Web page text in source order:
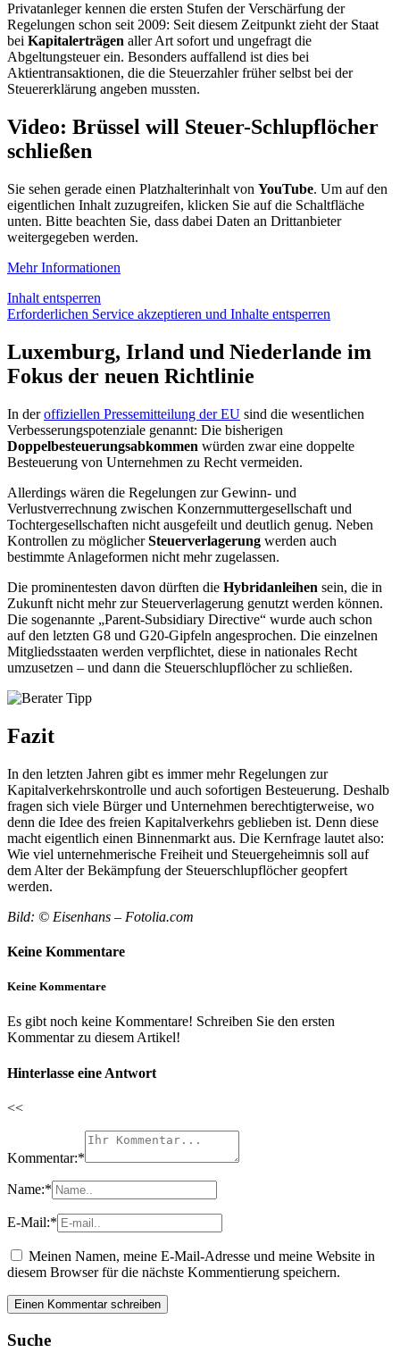
Privatanleger kennen die ersten Stufen der Verschärfung der
Regelungen schon seit 2009: Seit diesem Zeitpunkt zieht der Staat
bei Kapitalerträgen aller Art sofort und ungefragt die
Abgeltungsteuer ein. Besonders auffallend ist dies bei
Aktientransaktionen, die die Steuerzahler früher selbst bei der
Steuererklärung angeben mussten.
Video: Brüssel will Steuer-Schlupflöcher
schließen
Sie sehen gerade einen Platzhalterinhalt von YouTube. Um auf den
eigentlichen Inhalt zuzugreifen, klicken Sie auf die Schaltfläche
unten. Bitte beachten Sie, dass dabei Daten an Drittanbieter
weitergegeben werden.
Mehr Informationen
Inhalt entsperren
Erforderlichen Service akzeptieren und Inhalte entsperren
Luxemburg, Irland und Niederlande im
Fokus der neuen Richtlinie
In deroffiziellen Pressemitteilung der EU sind die wesentlichen
Verbesserungspotenziale genannt: Die bisherigen
Doppelbesteuerungsabkommen würden zwar eine doppelte
Besteuerung von Unternehmen zu Recht vermeiden.
Allerdings wären die Regelungen zur Gewinn- und
Verlustverrechnung zwischen Konzernmuttergesellschaft und
Tochtergesellschaften nicht ausgefeilt und deutlich genug. Neben
Kontrollen zu möglicherSteuerverlagerung werden auch
bestimmte Anlageformen nicht mehr zugelassen.
Die prominentesten davon dürften die Hybridanleihen sein, die in
Zukunft nicht mehr zur Steuerverlagerung genutzt werden können.
Die sogenannte „Parent-Subsidiary Directive“ wurde auch schon
auf den letzten G8 und G20-Gipfeln angesprochen. Die einzelnen
Mitgliedsstaaten werden verpflichtet, diese in nationales Recht
umzusetzen – und dann die Steuerschlupflöcher zu schließen.
Fazit
In den letzten Jahren gibt es immer mehr Regelungen zur
Kapitalverkehrskontrolle und auch sofortigen Besteuerung. Deshalb
fragen sich viele Bürger und Unternehmen berechtigterweise, wo
denn die Idee des freien Kapitalverkehrs geblieben ist. Denn diese
macht eigentlich einen Binnenmarkt aus. Die Kernfrage lautet also:
Wie viel unternehmerische Freiheit und Steuergeheimnis soll auf
dem Alter der Bekämpfung der Steuerschlupflöcher geopfert
werden.
Bild: © Eisenhans – Fotolia.com
Keine Kommentare
Keine Kommentare
Es gibt noch keine Kommentare! Schreiben Sie den ersten
Kommentar zu diesem Artikel!
Hinterlasse eine Antwort
<<
Kommentar:*
Name:*
E-Mail:*
Meinen Namen, meine E-Mail-Adresse und meine Website in
diesem Browser für die nächste Kommentierung speichern.
Suche